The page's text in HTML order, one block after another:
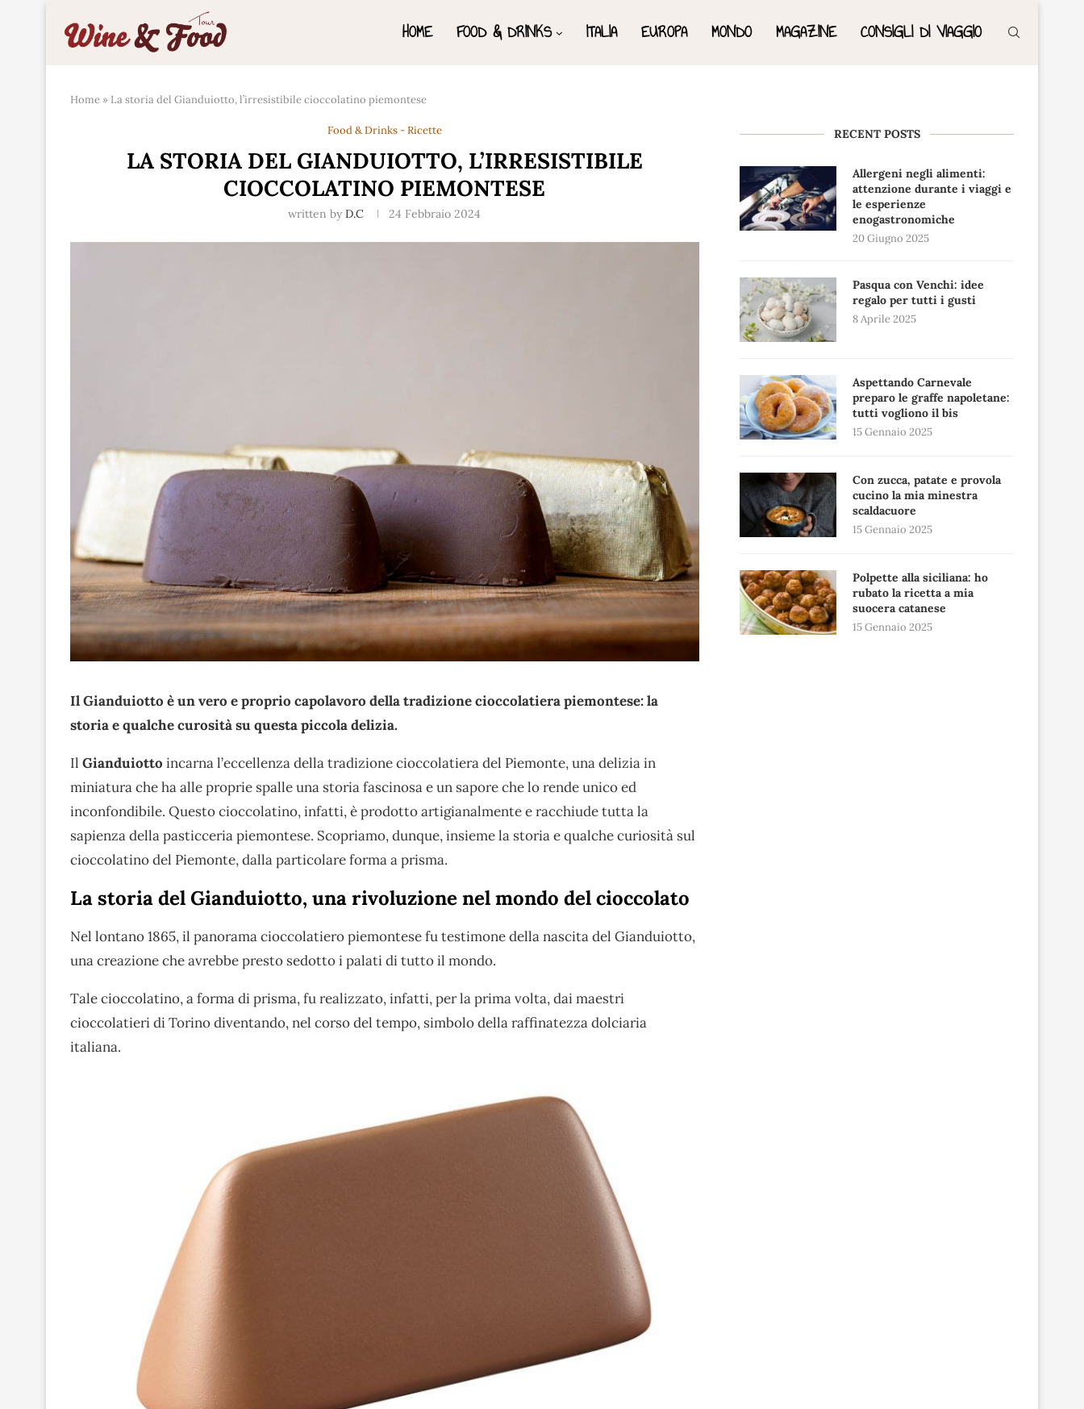
HOME FOOD & DRINKS ITALIA EUROPA MONDO MAGAZINE CONSIGLI DI VIAGGIO
Home » La storia del Gianduiotto, l’irresistibile cioccolatino piemontese
Food & Drinks - Ricette
LA STORIA DEL GIANDUIOTTO, L’IRRESISTIBILE
CIOCCOLATINO PIEMONTESE
written byD.C 24 Febbraio 2024
Il Gianduiotto è un vero e proprio capolavoro della tradizione cioccolatiera piemontese: la
storia e qualche curosità su questa piccola delizia.
Il Gianduiotto incarna l’eccellenza della tradizione cioccolatiera del Piemonte, una delizia in
miniatura che ha alle proprie spalle una storia fascinosa e un sapore che lo rende unico ed
inconfondibile. Questo cioccolatino, infatti, è prodotto artigianalmente e racchiude tutta la
sapienza della pasticceria piemontese. Scopriamo, dunque, insieme la storia e qualche curiosità sul
cioccolatino del Piemonte, dalla particolare forma a prisma.
La storia del Gianduiotto, una rivoluzione nel mondo del cioccolato
Nel lontano 1865, il panorama cioccolatiero piemontese fu testimone della nascita del Gianduiotto,
una creazione che avrebbe presto sedotto i palati di tutto il mondo.
Tale cioccolatino, a forma di prisma, fu realizzato, infatti, per la prima volta, dai maestri
cioccolatieri di Torino diventando, nel corso del tempo, simbolo della raffinatezza dolciaria
italiana.
RECENT POSTS
Allergeni negli alimenti:
attenzione durante i viaggi e
le esperienze
enogastronomiche
20 Giugno 2025
Pasqua con Venchi: idee
regalo per tutti i gusti
8 Aprile 2025
Aspettando Carnevale
preparo le graffe napoletane:
tutti vogliono il bis
15 Gennaio 2025
Con zucca, patate e provola
cucino la mia minestra
scaldacuore
15 Gennaio 2025
Polpette alla siciliana: ho
rubato la ricetta a mia
suocera catanese
15 Gennaio 2025